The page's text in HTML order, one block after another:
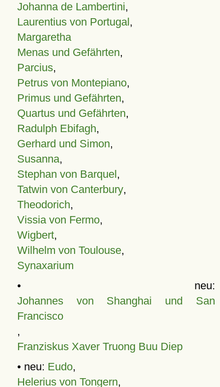
Johanna de Lambertini,
Laurentius von Portugal,
Margaretha
Menas und Gefährten,
Parcius,
Petrus von Montepiano,
Primus und Gefährten,
Quartus und Gefährten,
Radulph Ebifagh,
Gerhard und Simon,
Susanna,
Stephan von Barquel,
Tatwin von Canterbury,
Theodorich,
Vissia von Fermo,
Wigbert,
Wilhelm von Toulouse,
Synaxarium
• neu:
Johannes von Shanghai und San
Francisco
,
Franziskus Xaver Truong Buu Diep
• neu: Eudo,
Helerius von Tongern,